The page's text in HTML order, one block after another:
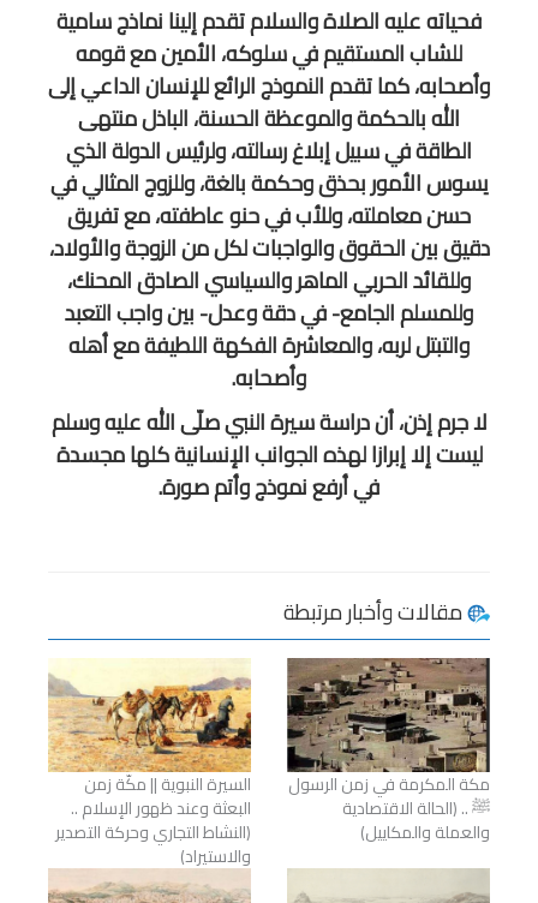
فحياته عليه الصلاة والسلام تقدم إلينا نماذج سامية
للشاب المستقيم في سلوكه، الأمين مع قومه
وأصحابه، كما تقدم النموذج الرائع للإنسان الداعي إلى
الله بالحكمة والموعظة الحسنة، الباذل منتهى
الطاقة في سبيل إبلاغ رسالته، ولرئيس الدولة الذي
يسوس الأمور بحذق وحكمة بالغة، وللزوج المثالي في
حسن معاملته، وللأب في حنو عاطفته، مع تفريق
دقيق بين الحقوق والواجبات لكل من الزوجة والأولاد،
وللقائد الحربي الماهر والسياسي الصادق المحنك،
وللمسلم الجامع- في دقة وعدل- بين واجب التعبد
والتبتل لربه، والمعاشرة الفكهة اللطيفة مع أهله
وأصحابه.
لا جرم إذن، أن دراسة سيرة النبي صلّى الله عليه وسلم
ليست إلا إبرازا لهذه الجوانب الإنسانية كلها مجسدة
في أرفع نموذج وأتم صورة.
مقالات وأخبار مرتبطة
مكة المكرمة في زمن الرسول
ﷺ .. (الحالة الاقتصادية
والعملة والمكاييل)
السيرة النبوية || مكّة زمن
البعثة وعند ظهور الإسلام ..
(النشاط التجاري وحركة التصدير
والاستيراد)